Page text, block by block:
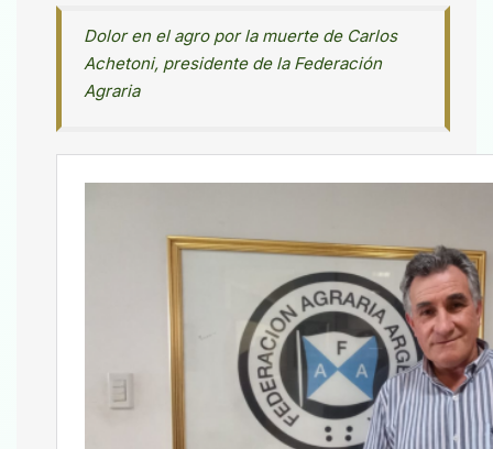
Dolor en el agro por la muerte de Carlos
Achetoni, presidente de la Federación
Agraria